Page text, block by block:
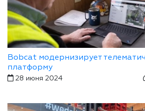
Bobcat модернизирует
платформу
28 июня 2024